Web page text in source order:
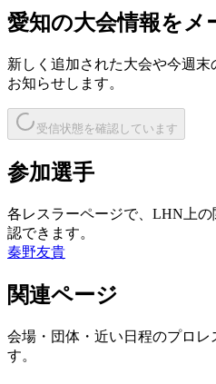
愛知の大会情報をメ
新しく追加された大会や今週末
お知らせします。
受信状態を確認しています
参加選手
各レスラーページで、LHN上
認できます。
秦野友貴
関連ページ
会場・団体・近い日程のプロレ
す。